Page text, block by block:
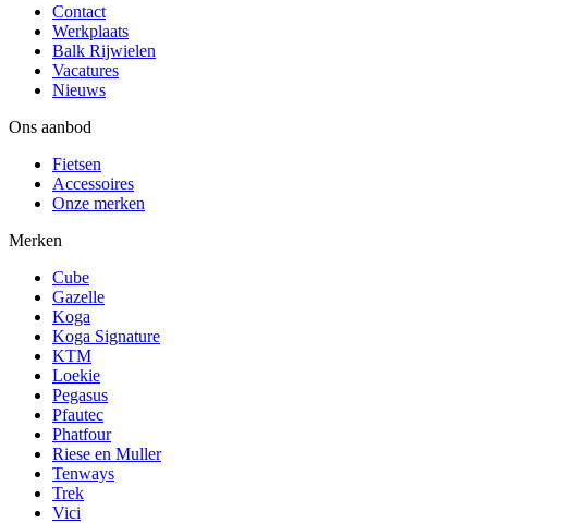
Contact
Werkplaats
Balk Rijwielen
Vacatures
Nieuws
Ons aanbod
Fietsen
Accessoires
Onze merken
Merken
Cube
Gazelle
Koga
Koga Signature
KTM
Loekie
Pegasus
Pfautec
Phatfour
Riese en Muller
Tenways
Trek
Vici